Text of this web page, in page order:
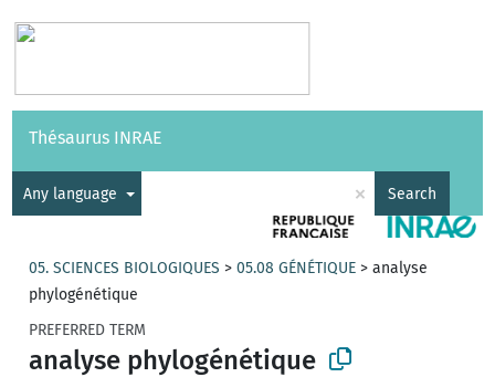
Vocabularies API
Thésaurus INRAE
Any language × Search
05. SCIENCES BIOLOGIQUES >05.08 GÉNÉTIQUE >analyse
phylogénétique
PREFERRED TERM
analyse phylogénétique